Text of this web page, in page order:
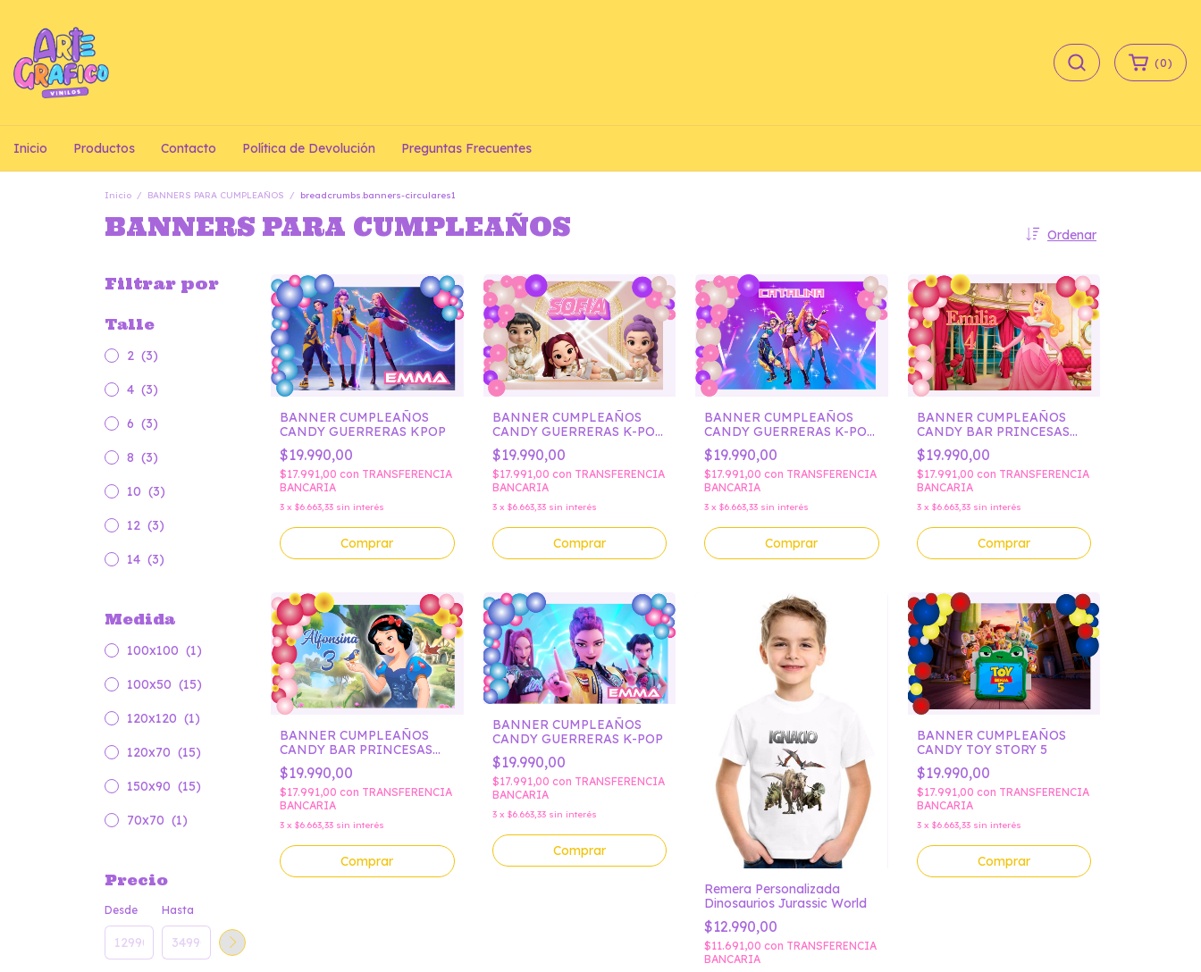
(0)
Inicio Productos Contacto Política de Devolución Preguntas Frecuentes
Inicio / BANNERS PARA CUMPLEAÑOS / breadcrumbs.banners-circulares1
BANNERS PARA CUMPLEAÑOS Ordenar
Filtrar por
Talle
2 (3)
4 (3)
6 (3)
8 (3)
10 (3)
12 (3)
14 (3)
Medida
100x100 (1)
100x50 (15)
120x120 (1)
120x70 (15)
150x90 (15)
70x70 (1)
Precio
Desde Hasta
BANNER CUMPLEAÑOS
CANDY GUERRERAS KPOP
$19.990,00
$17.991,00 con TRANSFERENCIA
BANCARIA
3 x $6.663,33 sin interés
Comprar
BANNER CUMPLEAÑOS
CANDY GUERRERAS K-POP
00
$19.990,00
$17.991,00 con TRANSFERENCIA
BANCARIA
3 x $6.663,33 sin interés
Comprar
BANNER CUMPLEAÑOS
CANDY GUERRERAS K-POP
01
$19.990,00
$17.991,00 con TRANSFERENCIA
BANCARIA
3 x $6.663,33 sin interés
Comprar
BANNER CUMPLEAÑOS
CANDY BAR PRINCESAS
DISNEY AURORA
$19.990,00
$17.991,00 con TRANSFERENCIA
BANCARIA
3 x $6.663,33 sin interés
Comprar
BANNER CUMPLEAÑOS
CANDY BAR PRINCESAS
DISNEY BLANCA NIEVES
$19.990,00
$17.991,00 con TRANSFERENCIA
BANCARIA
3 x $6.663,33 sin interés
Comprar
BANNER CUMPLEAÑOS
CANDY GUERRERAS K-POP
$19.990,00
$17.991,00 con TRANSFERENCIA
BANCARIA
3 x $6.663,33 sin interés
Comprar
Remera Personalizada
Dinosaurios Jurassic World
$12.990,00
$11.691,00 con TRANSFERENCIA
BANCARIA
BANNER CUMPLEAÑOS
CANDY TOY STORY 5
$19.990,00
$17.991,00 con TRANSFERENCIA
BANCARIA
3 x $6.663,33 sin interés
Comprar